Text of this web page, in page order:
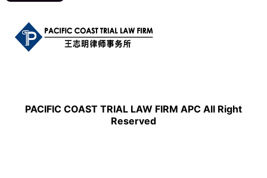
PACIFIC COAST TRIAL LAW FIRM APC All Right
Reserved